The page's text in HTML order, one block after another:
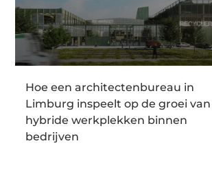
Hoe een architectenbureau in
Limburg inspeelt op de groei van
hybride werkplekken binnen
bedrijven